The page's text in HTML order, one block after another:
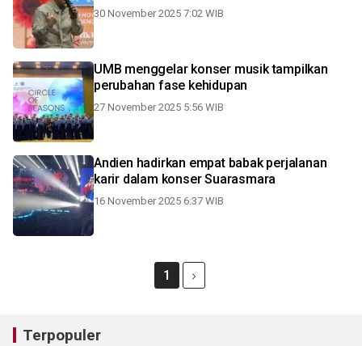
30 November 2025 7:02 WIB
UMB menggelar konser musik tampilkan
perubahan fase kehidupan
27 November 2025 5:56 WIB
Andien hadirkan empat babak perjalanan
karir dalam konser Suarasmara
16 November 2025 6:37 WIB
1
Terpopuler